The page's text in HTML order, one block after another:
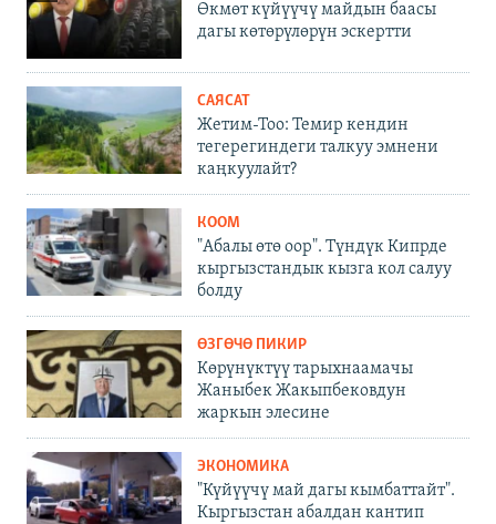
Өкмөт күйүүчү майдын баасы
дагы көтөрүлөрүн эскертти
САЯСАТ
Жетим-Тоо: Темир кендин
тегерегиндеги талкуу эмнени
каңкуулайт?
КООМ
"Абалы өтө оор". Түндүк Кипрде
кыргызстандык кызга кол салуу
болду
ӨЗГӨЧӨ ПИКИР
Көрүнүктүү тарыхнаамачы
Жаныбек Жакыпбековдун
жаркын элесине
ЭКОНОМИКА
"Күйүүчү май дагы кымбаттайт".
Кыргызстан абалдан кантип